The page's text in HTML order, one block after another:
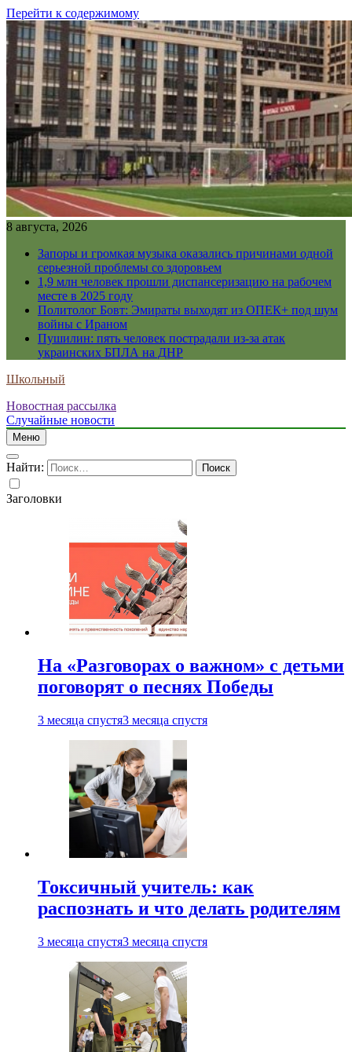
Перейти к содержимому
8 августа, 2026
Запоры и громкая музыка оказались причинами одной
серьезной проблемы со здоровьем
1,9 млн человек прошли диспансеризацию на рабочем
месте в 2025 году
Политолог Бовт: Эмираты выходят из ОПЕК+ под шум
войны с Ираном
Пушилин: пять человек пострадали из-за атак
украинских БПЛА на ДНР
Школьный
Новостная рассылка
Случайные новости
Меню
Найти:
Заголовки
На «Разговорах о важном» с детьми
поговорят о песнях Победы
3 месяца спустя3 месяца спустя
Токсичный учитель: как
распознать и что делать родителям
3 месяца спустя3 месяца спустя